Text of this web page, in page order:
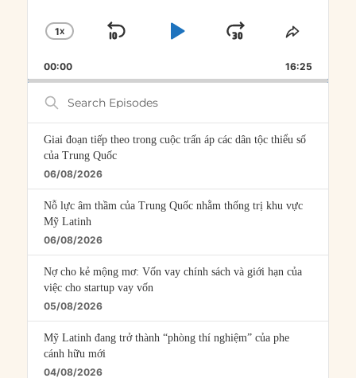
CHANGE
RATE
1X
SKIP
PLAYJUMP
FORWARD
SHARE
00:00 16:25
Search
Episodes
Giai đoạn tiếp theo trong cuộc trấn áp các dân tộc thiểu số
của Trung Quốc
06/08/2026
Nỗ lực âm thầm của Trung Quốc nhằm thống trị khu vực
Mỹ Latinh
06/08/2026
Nợ cho kẻ mộng mơ: Vốn vay chính sách và giới hạn của
việc cho startup vay vốn
05/08/2026
Mỹ Latinh đang trở thành “phòng thí nghiệm” của phe
cánh hữu mới
04/08/2026